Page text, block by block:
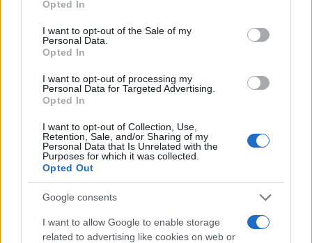
use your data for below specified purposes in below Google
consent section.
Opted In
I want to opt-out of the Sale of my
Personal Data.
Opted In
I want to opt-out of processing my
Personal Data for Targeted Advertising.
Opted In
I want to opt-out of Collection, Use,
Retention, Sale, and/or Sharing of my
Personal Data that Is Unrelated with the
Purposes for which it was collected.
Opted Out
Google consents
I want to allow Google to enable storage
related to advertising like cookies on web or
Beatrice Bonaventura
Beatrice Bonaventura ricorda la decisione di
servizio su sartorie locali; da allora guida
scelte stilistiche pratiche per lettori. In
un archivio personale di tagli e cartamodelli
d’epoca.